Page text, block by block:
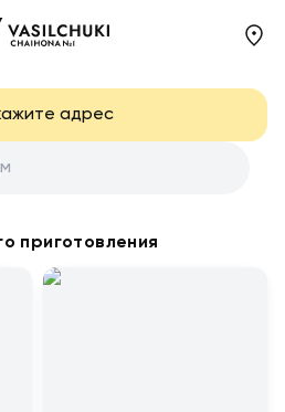
адрес
приготовления